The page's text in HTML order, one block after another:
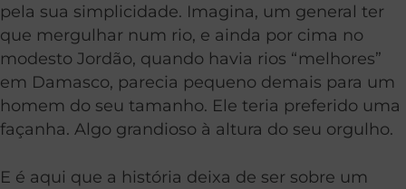
pela sua simplicidade. Imagina, um general ter
que mergulhar num rio, e ainda por cima no
modesto Jordão, quando havia rios “melhores”
em Damasco, parecia pequeno demais para um
homem do seu tamanho. Ele teria preferido uma
façanha. Algo grandioso à altura do seu orgulho.
E é aqui que a história deixa de ser sobre um